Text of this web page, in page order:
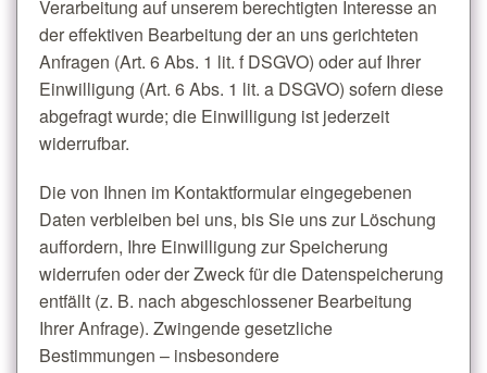
Verarbeitung auf unserem berechtigten Interesse an
der effektiven Bearbeitung der an uns gerichteten
Anfragen (Art. 6 Abs. 1 lit. f DSGVO) oder auf Ihrer
Einwilligung (Art. 6 Abs. 1 lit. a DSGVO) sofern diese
abgefragt wurde; die Einwilligung ist jederzeit
widerrufbar.
Die von Ihnen im Kontaktformular eingegebenen
Daten verbleiben bei uns, bis Sie uns zur Löschung
auffordern, Ihre Einwilligung zur Speicherung
widerrufen oder der Zweck für die Datenspeicherung
entfällt (z. B. nach abgeschlossener Bearbeitung
Ihrer Anfrage). Zwingende gesetzliche
Bestimmungen – insbesondere